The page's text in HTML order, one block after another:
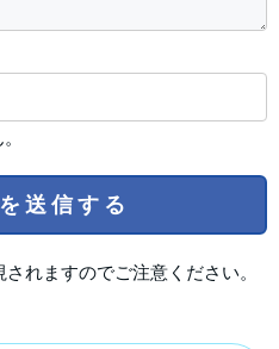
れますのでご注意ください。